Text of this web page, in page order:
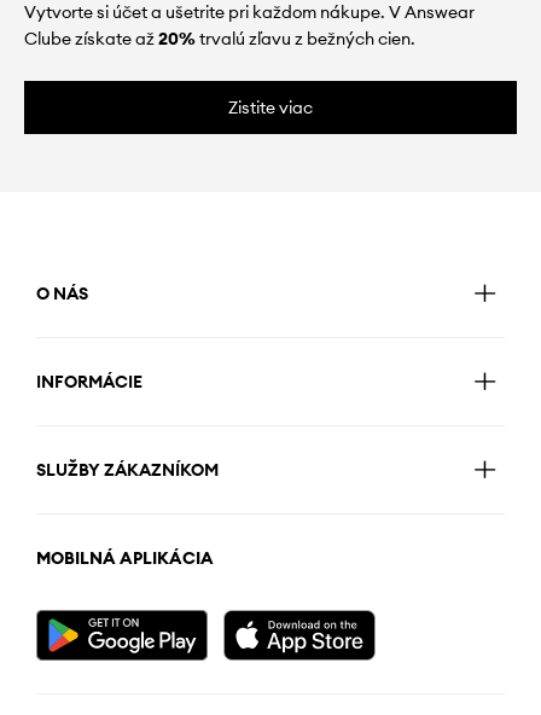
Vytvorte si účet a ušetrite pri každom nákupe. V Answear
Clube získate až20%trvalú zľavu z bežných cien.
Zistite viac
O NÁS
INFORMÁCIE
SLUŽBY ZÁKAZNÍKOM
MOBILNÁ APLIKÁCIA